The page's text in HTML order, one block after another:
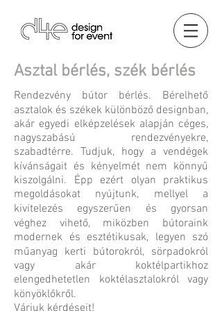
Asztal bérlés, szék bérlés
Rendezvény bútor bérlés. Bérelhető
asztalok és székek különböző designban,
akár egyedi elképzelések alapján céges,
nagyszabású rendezvényekre,
szabadtérre. Tudjuk, hogy a vendégek
kívánságait és kényelmét nem könnyű
kiszolgálni. Épp ezért olyan praktikus
megoldásokat nyújtunk, mellyel a
kivitelezés egyszerűen és gyorsan
véghez vihető, miközben bútoraink
modernek és esztétikusak, legyen szó
műanyag kerti bútorokról, sörpadokról
vagy akár koktélpartikhoz
elengedhetetlen koktélasztalokról vagy
könyöklőkről.
Várjuk kérdéseit!